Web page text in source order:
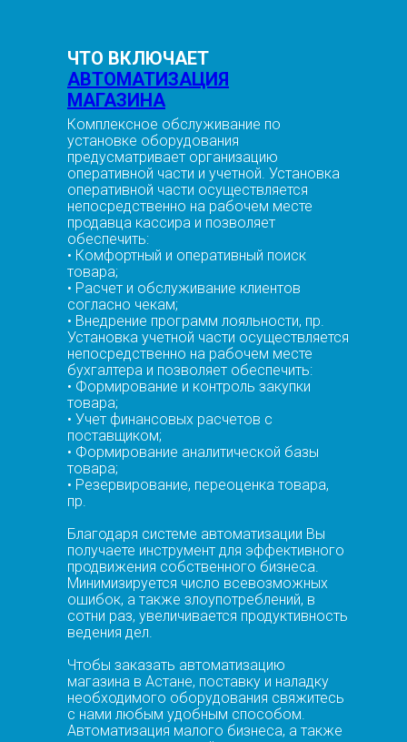
ЧТО ВКЛЮЧАЕТ
АВТОМАТИЗАЦИЯ
МАГАЗИНА
Комплексное обслуживание по
установке оборудования
предусматривает организацию
оперативной части и учетной. Установка
оперативной части осуществляется
непосредственно на рабочем месте
продавца кассира и позволяет
обеспечить:
• Комфортный и оперативный поиск
товара;
• Расчет и обслуживание клиентов
согласно чекам;
• Внедрение программ лояльности, пр.
Установка учетной части осуществляется
непосредственно на рабочем месте
бухгалтера и позволяет обеспечить:
• Формирование и контроль закупки
товара;
• Учет финансовых расчетов с
поставщиком;
• Формирование аналитической базы
товара;
• Резервирование, переоценка товара,
пр.
Благодаря системе автоматизации Вы
получаете инструмент для эффективного
продвижения собственного бизнеса.
Минимизируется число всевозможных
ошибок, а также злоупотреблений, в
сотни раз, увеличивается продуктивность
ведения дел.
Чтобы заказать автоматизацию
магазина в Астане, поставку и наладку
необходимого оборудования свяжитесь
с нами любым удобным способом.
Автоматизация малого бизнеса, а также